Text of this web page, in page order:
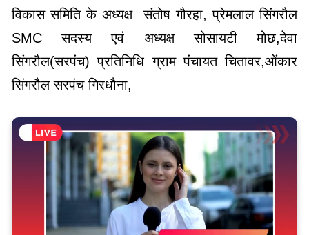
विकास समिति के अध्यक्ष संतोष गौरहा, प्रेमलाल सिंगरौल
SMC सदस्य एवं अध्यक्ष सोसायटी मोछ,देवा
सिंगरौल(सरपंच) प्रतिनिधि ग्राम पंचायत चितावर,ओंकार
सिंगरौल सरपंच गिरधौना,